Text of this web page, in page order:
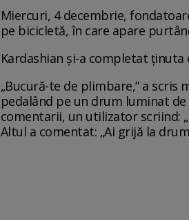
Miercuri, 4 decembrie,
pe bicicletă, în care apare
Kardashian și-a completat ținuta
„Bucură-te de plimbare,” a
pedalând pe un drum luminat
comentarii, un utilizator scriind:
Altul a comentat: „Ai grijă la